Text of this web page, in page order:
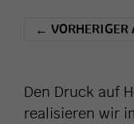
← VORHERIGER
Den Druck auf
realisieren wir